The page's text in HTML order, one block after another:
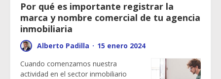
Por qué es importante registrar la
marca y nombre comercial de tu agencia
inmobiliaria
Alberto Padilla · 15 enero 2024
Cuando comenzamos nuestra
actividad en el sector inmobiliario